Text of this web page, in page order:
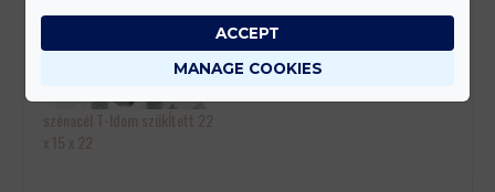
szénacél T-Idom szükÍtett 22
x 15 x 22
MANAGE COOKIES
ACCEPT